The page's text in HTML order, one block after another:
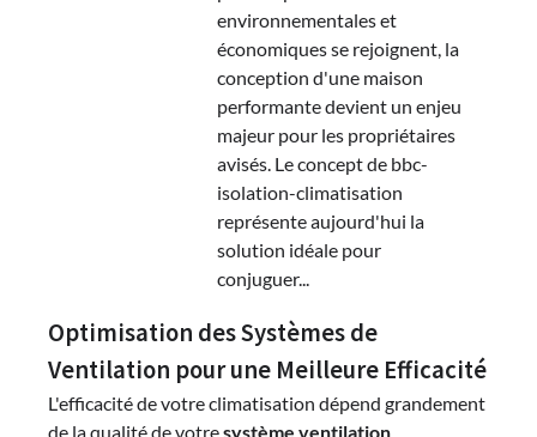
environnementales et
économiques se rejoignent, la
conception d'une maison
performante devient un enjeu
majeur pour les propriétaires
avisés. Le concept de bbc-
isolation-climatisation
représente aujourd'hui la
solution idéale pour
conjuguer...
Optimisation des Systèmes de
Ventilation pour une Meilleure Efficacité
L'efficacité de votre climatisation dépend grandement
de la qualité de votresystème ventilation